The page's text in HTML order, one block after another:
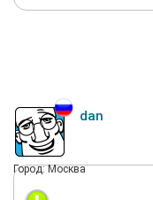
dan
Город: Москва